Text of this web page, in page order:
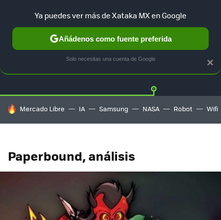
Twitter
HOY SE HABLA DE
Mercado Libre IA Samsung NASA Robot Wifi
Paperbound, análisis
×
Ya puedes ver más de Xataka MX en Google
Añádenos como fuente preferida
Solo necesitas una cuenta de Google